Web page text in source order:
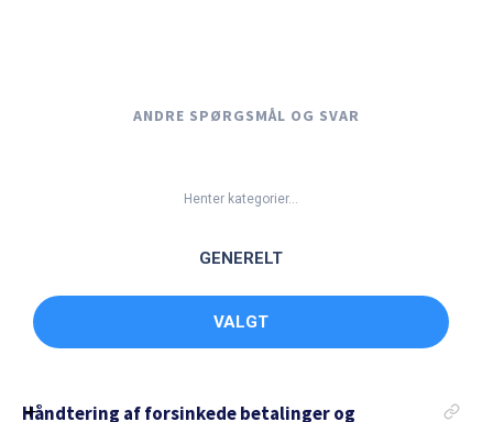
ANDRE SPØRGSMÅL OG SVAR
Henter kategorier...
GENERELT
VALGT
Håndtering af forsinkede betalinger og